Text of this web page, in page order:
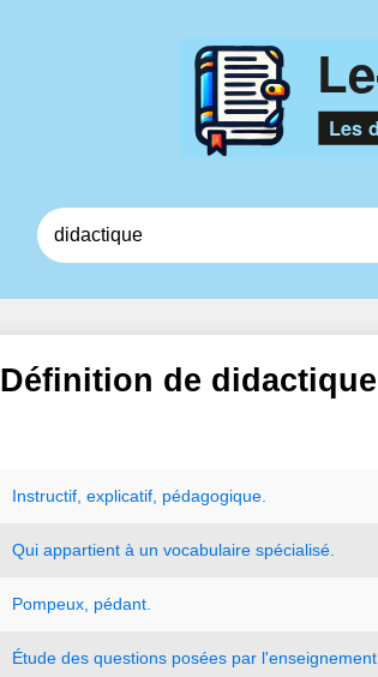
Définition de didactique
Instructif explicatif pédagogique.
Qui appartient à un vocabulaire spécialisé.
Pompeux pédant.
Étude des questions posées par l'enseignement